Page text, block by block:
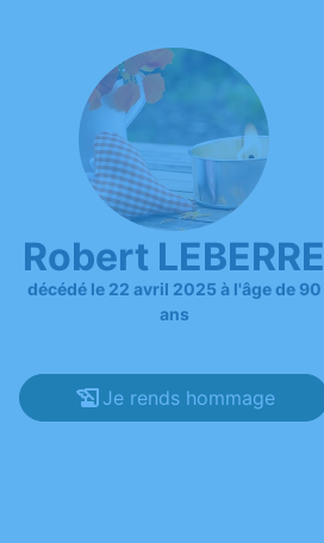
Robert LEBERRE
décédé le 22 avril 2025 à l'âge de 90
ans
Je rends hommage